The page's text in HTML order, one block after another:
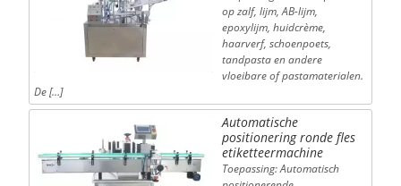
op zalf, lijm, AB-lijm,
epoxylijm, huidcrème,
haarverf, schoenpoets,
tandpasta en andere
vloeibare of pastamaterialen.
De […]
Automatische
positionering ronde fles
etiketteermachine
Toepassing: Automatisch